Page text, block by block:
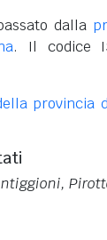
dalla
. Il codice
provincia